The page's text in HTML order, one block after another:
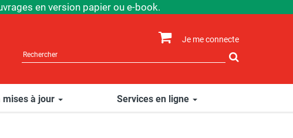
en version papier ou e-book.
Je me connecte
sur
site
mises à jour Services en ligne